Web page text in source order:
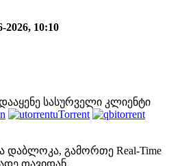
2026, 10:10
სასურველი კლიენტი
uTorrent
დაბლოკა, გამორთე Real-Time
თავიდან.